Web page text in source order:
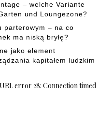
– welche Variante
und Loungezone?
parterowym – na co
ma niską bryłę?
jako element
kapitałem ludzkim
error 28: Connection timed